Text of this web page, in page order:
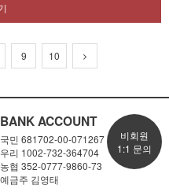
9 10
BANK ACCOUNT
국민 681702-00-071267
우리 1002-732-364704
농협 352-0777-9860-73
예금주 김영태
비회원
1:1 문의